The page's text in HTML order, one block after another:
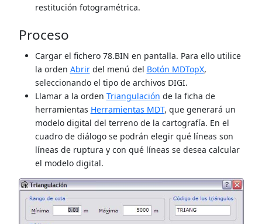
restitución fotogramétrica.
Proceso
Cargar el fichero 78.BIN en pantalla. Para ello utilice
la orden Abrirdel menú del Botón MDTopX,
seleccionando el tipo de archivos DIGI.
Llamar a la orden Triangulación de la ficha de
herramientas Herramientas MDT, que generará un
modelo digital del terreno de la cartografía. En el
cuadro de diálogo se podrán elegir qué líneas son
líneas de ruptura y con qué líneas se desea calcular
el modelo digital.